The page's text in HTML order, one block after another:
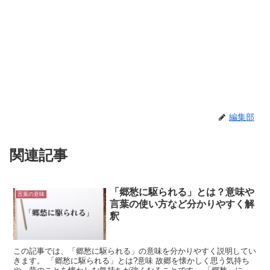
編集部
関連記事
言葉の意味
「郷愁に駆られる」とは？意味や
言葉の使い方など分かりやすく解
釈
この記事では、「郷愁に駆られる」の意味を分かりやすく説明してい
きます。 「郷愁に駆られる」とは?意味 故郷を懐かしく思う気持ち